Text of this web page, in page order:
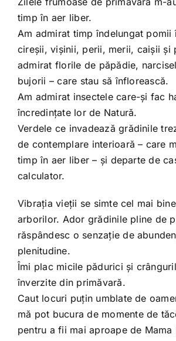
Shop
Tratamente
Iubim fructele
timp în aer liber.
Am admirat timp îndelungat pomii
cireșii, vișinii, perii, merii, caișii și
admirat florile de păpădie,
bujorii – care stau să înflorească.
Am admirat insectele care-și fac
încredințate lor de Natură.
Verdele ce invadează grădinile
de contemplare interioară – care
timp în aer liber – și departe de
calculator.
Vibrația vieții se simte cel mai
arborilor. Ador grădinile pline de
răspândesc o senzație de
plenitudine.
Îmi plac micile pădurici și
înverzite din primăvară.
Caut locuri puțin umblate de
mă pot bucura de momente de
pentru a fii mai aproape de Mama